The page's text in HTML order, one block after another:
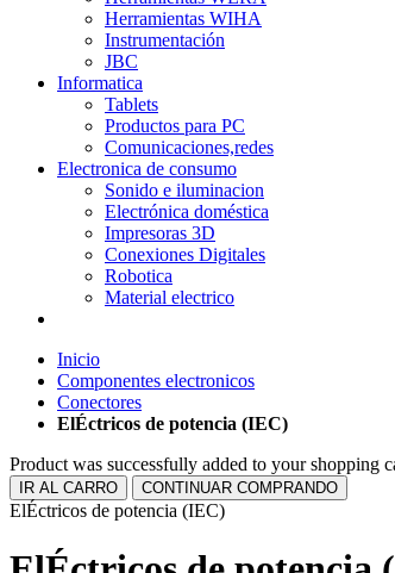
Herramientas WIHA
Instrumentación
JBC
Informatica
Tablets
Productos para PC
Comunicaciones,redes
Electronica de consumo
Sonido e iluminacion
Electrónica doméstica
Impresoras 3D
Conexiones Digitales
Robotica
Material electrico
Inicio
Componentes electronicos
Conectores
ElÉctricos de potencia (IEC)
Product was successfully added to your shopping
IR AL CARRO CONTINUAR COMPRANDO
ElÉctricos de potencia (IEC)